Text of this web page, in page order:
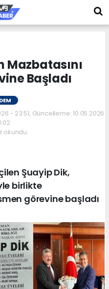
Mazbatasını
Başladı
- 23:51, Güncelleme: 10.05.2026
okundu.
Şuayip Dik,
birlikte
görevine başladı